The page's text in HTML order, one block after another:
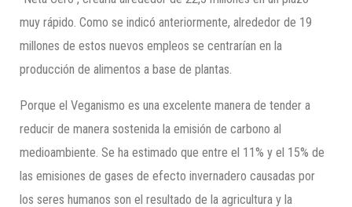
muy rápido. Como se indicó anteriormente, alrededor de 19
millones de estos nuevos empleos se centrarían en la
producción de alimentos a base de plantas.
Porque el Veganismo es una excelente manera de tender a
reducir de manera sostenida la emisión de carbono al
medioambiente. Se ha estimado que entre el 11% y el 15% de
las emisiones de gases de efecto invernadero causadas por
los seres humanos son el resultado de la agricultura y la